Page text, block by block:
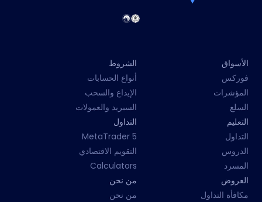
الأسواق
فوركس
المؤشرات
السلع
الشروط
أنواع الحسابات
الإيداع والسحب
السبريد والعمولات
التعليم
التداول
الدروس
المسرد
التداول
MetaTrader 5
التقويم الاقتصادي
Calculators
العروض
مكافأة التداول
من نحن
من نحن